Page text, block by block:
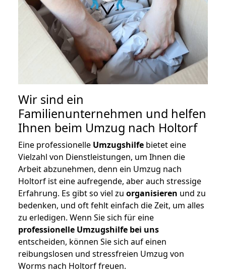
Wir sind ein
Familienunternehmen und helfen
Ihnen beim Umzug nach Holtorf
Eine professionelle Umzugshilfe bietet eine
Vielzahl von Dienstleistungen, um Ihnen die
Arbeit abzunehmen, denn ein Umzug nach
Holtorf ist eine aufregende, aber auch stressige
Erfahrung. Es gibt so viel zu organisieren und zu
bedenken, und oft fehlt einfach die Zeit, um alles
zu erledigen. Wenn Sie sich für eine
professionelle Umzugshilfe bei uns
entscheiden, können Sie sich auf einen
reibungslosen und stressfreien Umzug von
Worms nach Holtorf freuen.